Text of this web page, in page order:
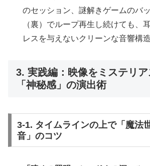
のセッション、謎解きゲームのバ
（裏）でループ再生し続けても、
レスを与えないクリーンな音響構造
3. 実践編：映像をミステリ
「神秘感」の演出術
3-1. タイムラインの上で「魔法
音」のコツ